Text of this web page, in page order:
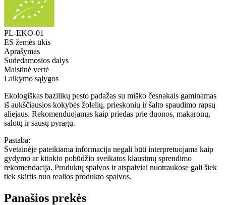
PL-EKO-01
ES žemės ūkis
Aprašymas
Sudedamosios dalys
Maistinė vertė
Laikymo sąlygos
Ekologiškas bazilikų pesto padažas su miško česnakais gaminamas
iš aukščiausios kokybės žolelių, prieskonių ir šalto spaudimo rapsų
aliejaus. Rekomenduojamas kaip priedas prie duonos, makaronų,
salotų ir sausų pyragų.
Pastaba:
Svetainėje pateikiama informacija negali būti interpretuojama kaip
gydymo ar kitokio pobūdžio sveikatos klausimų sprendimo
rekomendacija. Produktų spalvos ir atspalviai nuotraukose gali šiek
tiek skirtis nuo realios produkto spalvos.
Panašios prekės